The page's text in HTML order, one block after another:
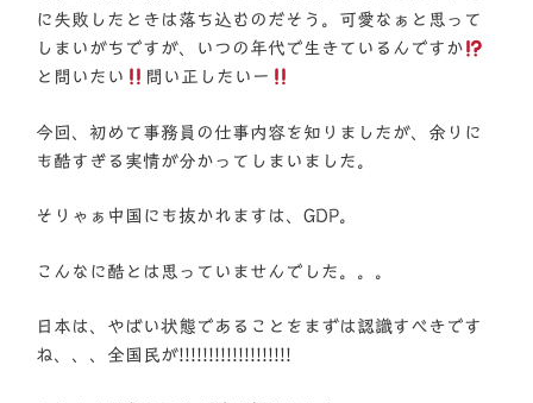
に失敗したときは落ち込むのだそう。可愛なぁと思って
しまいがちですが、いつの年代で生きているんですか
と問いたい
問い正したいー
今回、初めて事務員の仕事内容を知りましたが、余りに
も酷すぎる実情が分かってしまいました。
そりゃぁ中国にも抜かれますは、GDP。
こんなに酷とは思っていませんでした。。。
日本は、やばい状態であることをまずは認識すべきです
ね、、、全国民が!!!!!!!!!!!!!!!!!!!